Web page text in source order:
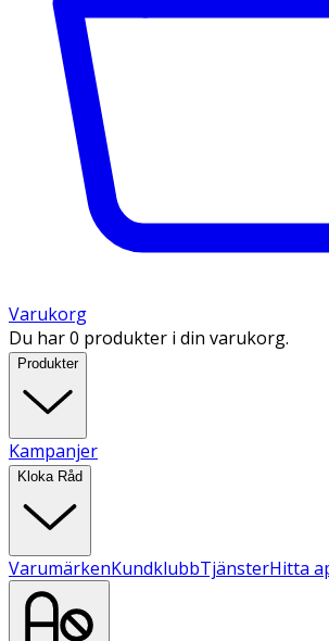
Varukorg
Du har 0 produkter i din varukorg.
Produkter
Kampanjer
Kloka Råd
VarumärkenKundklubbTjänsterHitta